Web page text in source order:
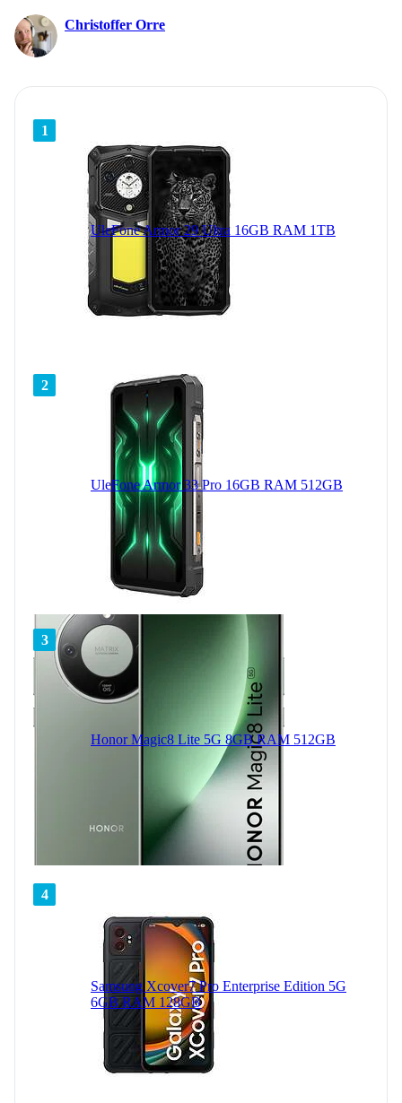
Christoffer Orre
1
UleFone Armor 29 Ultra 16GB RAM 1TB
2
UleFone Armor 33 Pro 16GB RAM 512GB
3
Honor Magic8 Lite 5G 8GB RAM 512GB
4
Samsung Xcover7 Pro Enterprise Edition 5G
6GB RAM 128GB